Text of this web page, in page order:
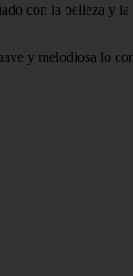
con la belleza y
y melodiosa lo